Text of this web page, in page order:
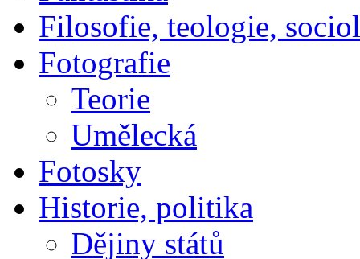
Filosofie, teologie,
Fotografie
Teorie
Umělecká
Fotosky
Historie, politika
Dějiny států